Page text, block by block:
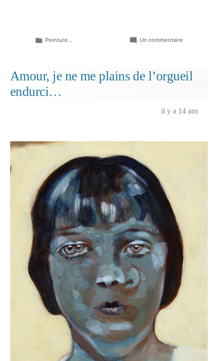
Publié
Peinture... Un commentaire
Amour, je ne me plains de l’orgueil
endurci…
il y a 14 ans